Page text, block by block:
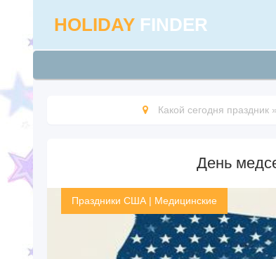
HOLIDAY FINDER
Какой сегодня праздник »
День
Праздники США | Медицинские